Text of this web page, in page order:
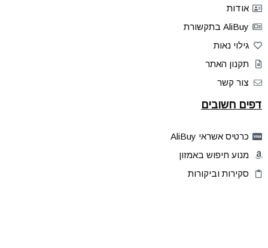
אודות
AliBuy בתקשורת
גילוי נאות
תקנון האתר
צור קשר
דפים חשובים
כרטיס אשראי AliBuy
מנוע חיפוש באמזון
סקירות וביקורות